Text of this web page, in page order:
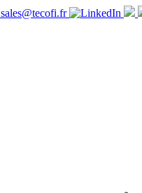
sales@tecofi.fr